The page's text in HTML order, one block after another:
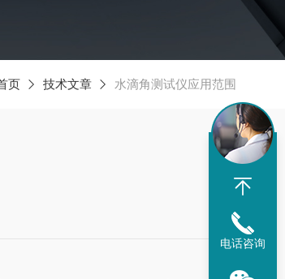
页 技术文章 水滴角测试仪应用范围
电话咨询